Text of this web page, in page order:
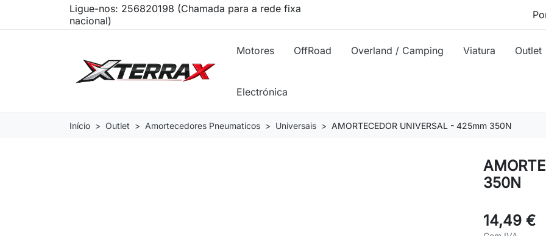
Ligue-nos: 256820198 (Chamada para a rede fixa
nacional)
Motores OffRoad Overland / Camping Viatura Outlet
Electrónica
Início Outlet Amortecedores Pneumaticos Universais AMORTECEDOR UNIVERSAL - 425mm 350N
350N
14,49 €